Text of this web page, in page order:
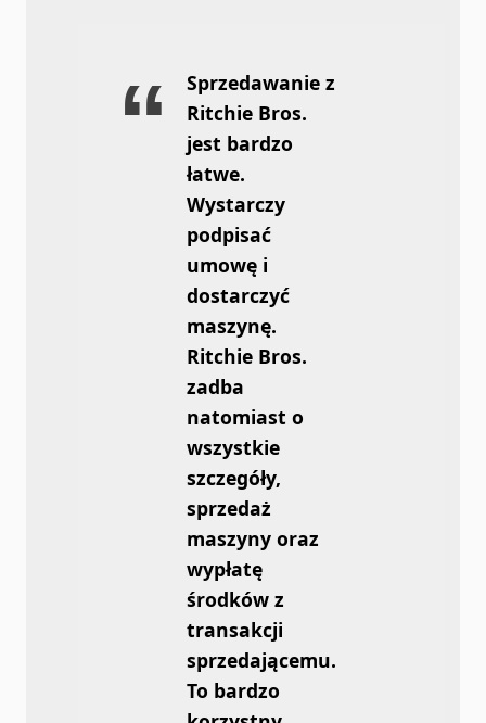
Sprzedawanie z
Ritchie Bros.
jest bardzo
łatwe.
Wystarczy
podpisać
umowę i
dostarczyć
maszynę.
Ritchie Bros.
zadba
natomiast o
wszystkie
szczegóły,
sprzedaż
maszyny oraz
wypłatę
środków z
transakcji
sprzedającemu.
To bardzo